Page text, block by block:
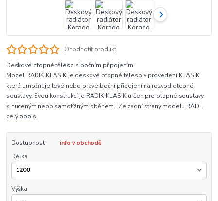
Ohodnotit produkt
Deskové otopné těleso s bočním připojením
Model RADIK KLASIK je deskové otopné těleso v provedení KLASIK,
které umožňuje levé nebo pravé boční připojení na rozvod otopné
soustavy. Svou konstrukcí je RADIK KLASIK určen pro otopné soustavy
s nuceným nebo samotížným oběhem. Ze zadní strany modelu RADI...
celý popis
Dostupnost
info v obchodě
Délka
Výška